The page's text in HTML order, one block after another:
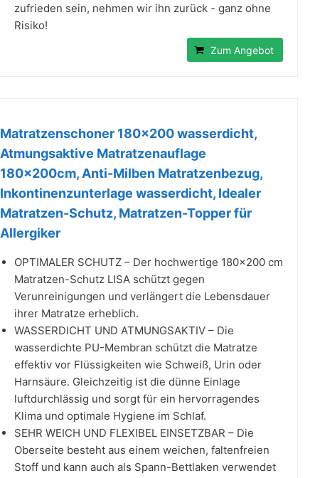
zufrieden sein, nehmen wir ihn zurück - ganz ohne
Risiko!
Zum Angebot
Matratzenschoner 180x200 wasserdicht,
Atmungsaktive Matratzenauflage
180x200cm, Anti-Milben Matratzenbezug,
Inkontinenzunterlage wasserdicht, Idealer
Matratzen-Schutz, Matratzen-Topper für
Allergiker
OPTIMALER SCHUTZ – Der hochwertige 180x200 cm
Matratzen-Schutz LISA schützt gegen
Verunreinigungen und verlängert die Lebensdauer
ihrer Matratze erheblich.
WASSERDICHT UND ATMUNGSAKTIV – Die
wasserdichte PU-Membran schützt die Matratze
effektiv vor Flüssigkeiten wie Schweiß, Urin oder
Harnsäure. Gleichzeitig ist die dünne Einlage
luftdurchlässig und sorgt für ein hervorragendes
Klima und optimale Hygiene im Schlaf.
SEHR WEICH UND FLEXIBEL EINSETZBAR – Die
Oberseite besteht aus einem weichen, faltenfreien
Stoff und kann auch als Spann-Bettlaken verwendet